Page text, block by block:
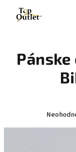
obsah